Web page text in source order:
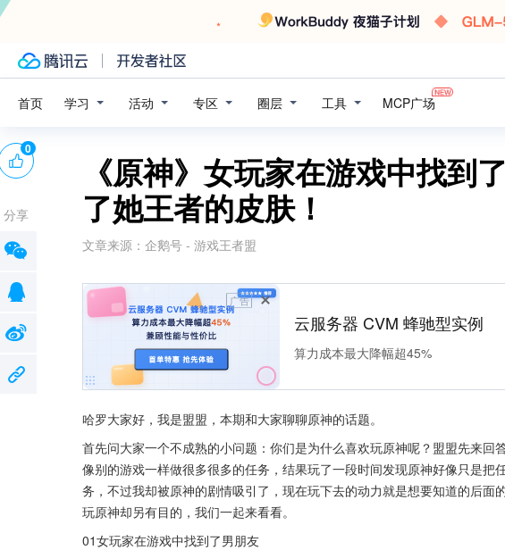
首页 学习 活动 专区 圈层 工具 MCP广场
《原神》女玩家在游戏中找到
了她王者的皮肤！
文章来源： 企鹅号 - 游戏王者盟
广告
云服务器 CVM 蜂驰型实例
算力成本最大降幅超45%
哈罗大家好，我是盟盟，本期和大家聊聊原神的话题。
首先问大家一个不成熟的小问题：你们是为什么喜欢玩原神呢？盟盟先来回
像别的游戏一样做很多很多的任务，结果玩了一段时间发现原神好像只是把
务，不过我却被原神的剧情吸引了，现在玩下去的动力就是想要知道的后面
玩原神却另有目的，我们一起来看看。
01女玩家在游戏中找到了男朋友
0
分享